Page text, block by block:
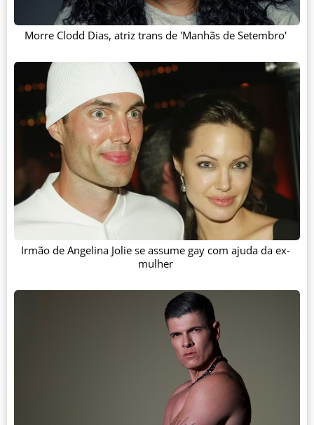
Morre Clodd Dias, atriz trans de 'Manhãs de Setembro'
Irmão de Angelina Jolie se assume gay com ajuda da ex-
mulher